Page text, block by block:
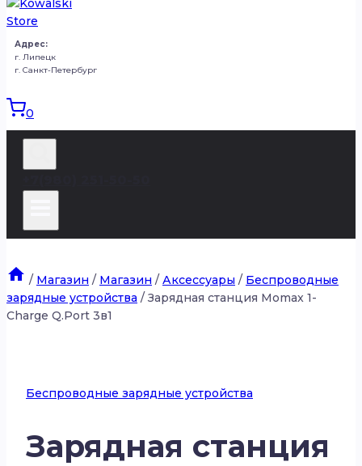
Адрес:
г. Липецк
г. Санкт-Петербург
0
/ Магазин / Магазин / Аксессуары / Беспроводные
зарядные устройства / Зарядная станция Momax 1-
Charge Q.Port 3в1
Беспроводные зарядные устройства
Зарядная станция